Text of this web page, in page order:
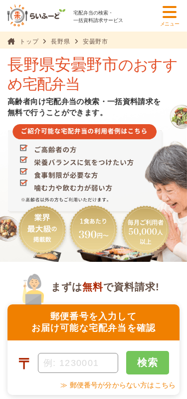
宅配弁当の検索・
一括資料請求サービス
メニュー
トップ 長野県 安曇野市
長野県安曇野市のおすす
め宅配弁当
高齢者向け宅配弁当の検索・一括資料請求を
無料で行うことができます。
郵便番号を入力して
お届け可能な宅配弁当を確認
まずは無料で資料請求!
〒 検索
≫ 郵便番号が分からない方はこちら